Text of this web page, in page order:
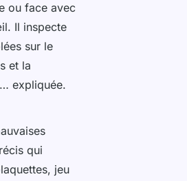
ou face avec
Il inspecte
sur le
et la
expliquée.
qui
jeu